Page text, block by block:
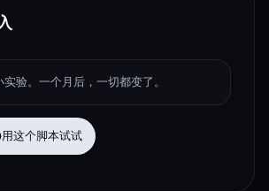
验。一个月后，一切都变了。
用这个脚本试试